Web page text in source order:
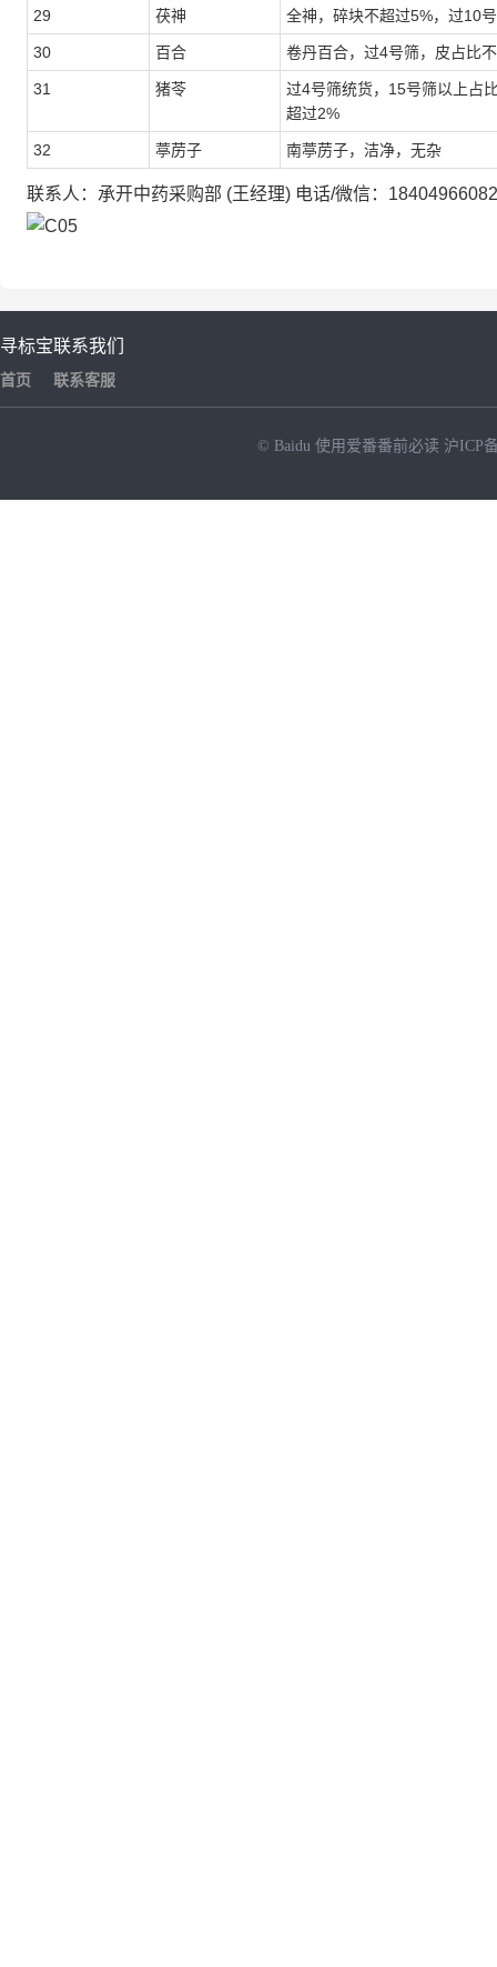
29 茯神 全神，碎块不超过5%，过10
30 百合 卷丹百合，过4号筛，皮占比
31 猪苓
过4号筛统货，15号筛以上占
超过2%
32 葶苈子 南葶苈子，洁净，无杂
联系人：承开中药采购部 (王经理) 电话/微信：18404966082
寻标宝
首页
联系我们
联系客服
© Baidu 使用爱番番前必读 沪ICP